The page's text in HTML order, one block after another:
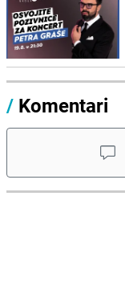
/ Komentari